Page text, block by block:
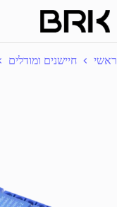
content
ראשי
חיישנים ומודלים